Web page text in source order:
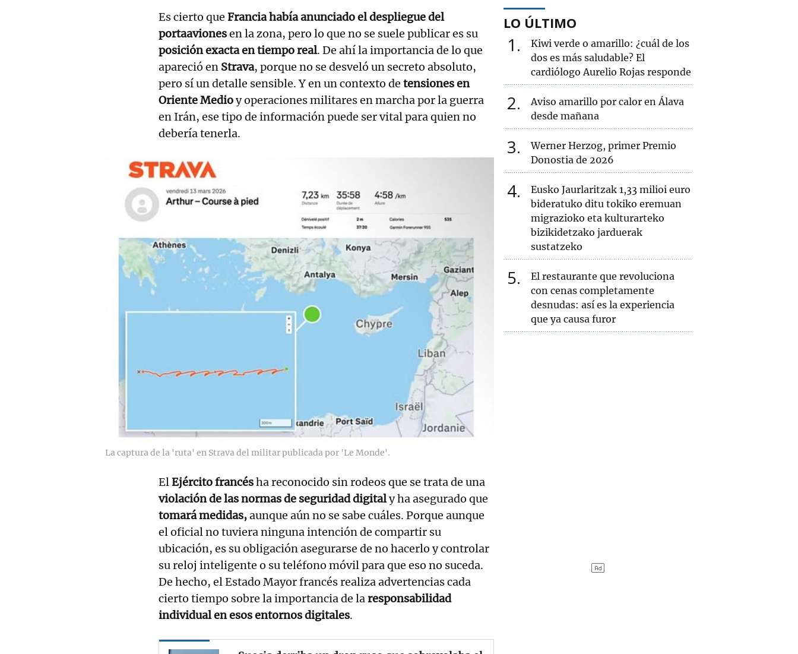
Es cierto que Francia había anunciado el despliegue del
portaavionesen la zona, pero lo que no se suele publicar es su
posición exacta en tiempo real. De ahí la importancia de lo que
apareció en Strava, porque no se desveló un secreto absoluto,
pero sí un detalle sensible. Y en un contexto de tensiones en
Oriente Medioy operaciones militares en marcha por la guerra
en Irán, ese tipo de información puede ser vital para quien no
debería tenerla.
La captura de la 'ruta' en Strava del militar publicada por 'Le Monde'.
ElEjército francésha reconocido sin rodeos que se trata de una
violación de las normas de seguridad digitaly ha asegurado que
tomará medidas,aunque aún no se sabe cuáles. Porque aunque
el oficial no tuviera ninguna intención de compartir su
ubicación, es su obligación asegurarse de no hacerlo y controlar
su reloj inteligente o su teléfono móvil para que eso no suceda.
De hecho, el Estado Mayor francés realiza advertencias cada
cierto tiempo sobre la importancia de laresponsabilidad
individual en esos entornos digitales.
LO ÚLTIMO
1
Kiwi verde o amarillo: ¿cuál de los
dos es más saludable? El
cardiólogo Aurelio Rojas responde
2
Aviso amarillo por calor en Álava
desde mañana
3
Werner Herzog, primer Premio
Donostia de 2026
4
Eusko Jaurlaritzak 1,33 milioi euro
bideratuko ditu tokiko eremuan
migrazioko eta kulturarteko
bizikidetzako jarduerak
sustatzeko
5
El restaurante que revoluciona
con cenas completamente
desnudas: así es la experiencia
que ya causa furor